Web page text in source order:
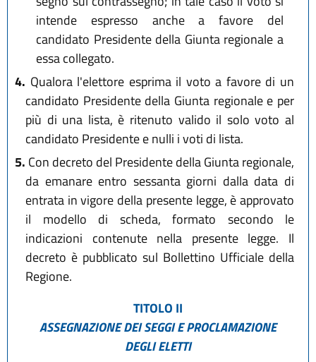
intende espresso anche a favore del
candidato Presidente della Giunta regionale a
essa collegato.
4. Qualora l'elettore esprima il voto a favore di un
candidato Presidente della Giunta regionale e per
più di una lista, è ritenuto valido il solo voto al
candidato Presidente e nulli i voti di lista.
5. Con decreto del Presidente della Giunta regionale,
da emanare entro sessanta giorni dalla data di
entrata in vigore della presente legge, è approvato
il modello di scheda, formato secondo le
indicazioni contenute nella presente legge. Il
decreto è pubblicato sul Bollettino Ufficiale della
Regione.
TITOLO II
ASSEGNAZIONE DEI SEGGI E PROCLAMAZIONE
DEGLI ELETTI